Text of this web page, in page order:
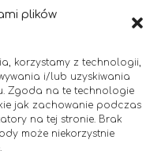
plików
korzystamy z technologii,
i/lub uzyskiwania
Zgoda na te technologie
jak zachowanie podczas
na tej stronie. Brak
może niekorzystnie